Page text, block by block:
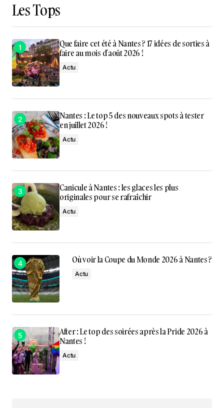
Les Tops
Que faire cet été à Nantes ? 17 idées de sorties à
faire au mois d’août 2026 !
Actu
Nantes : Le top 5 des nouveaux spots à tester
en juillet 2026 !
Actu
Canicule à Nantes : les glaces les plus
originales pour se rafraîchir
Actu
Où voir la Coupe du Monde 2026 à Nantes ?
Actu
After : Le top des soirées après la Pride 2026 à
Nantes !
Actu